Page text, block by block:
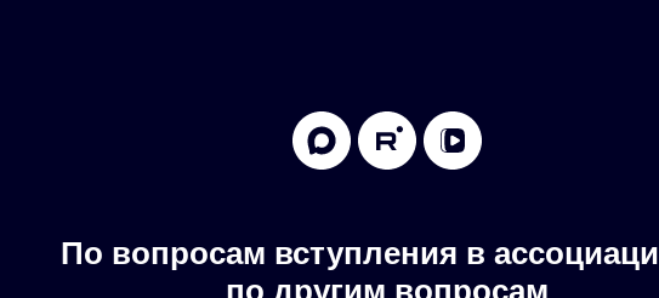
По вопросам вступления в
по другим вопросам